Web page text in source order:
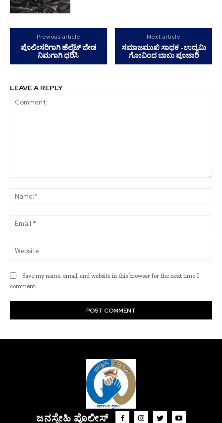
Previous article
ಪೊಲೀಸರಿಗಾಗಿ ಹೆಲ್ಮೆಟ್ ಬೇಡ
ನಿಮಗಾಗಿ ಧರಿಸಿ
Next article
ಸಮಾಜಮುಖಿ ಸಾಧಕ -ಉದ್ಯಮಿ
ಗೋವಿಂದ ಬಾಬು ಪೂಜಾರಿ
LEAVE A REPLY
Save my name, email, and website in this browser for the next time I
comment.
ಜನಸ್ನೇಹಿ ಪೊಲೀಸ್